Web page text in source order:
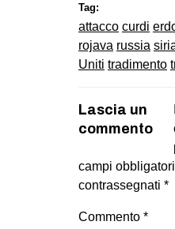
Tag:
attacco curdi
rojava russia
Uniti tradimento
Lascia un
commento
campi
contrassegnati *
Commento *